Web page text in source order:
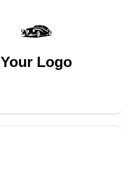
Your Logo